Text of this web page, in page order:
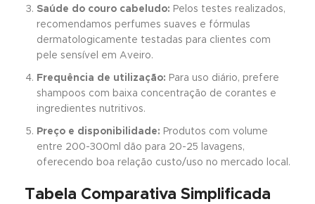
Saúde do couro cabeludo: Pelos testes realizados,
recomendamos perfumes suaves e fórmulas
dermatologicamente testadas para clientes com
pele sensível em Aveiro.
Frequência de utilização: Para uso diário, prefere
shampoos com baixa concentração de corantes e
ingredientes nutritivos.
Preço e disponibilidade: Produtos com volume
entre 200-300ml dão para 20-25 lavagens,
oferecendo boa relação custo/uso no mercado local.
Tabela Comparativa Simplificada